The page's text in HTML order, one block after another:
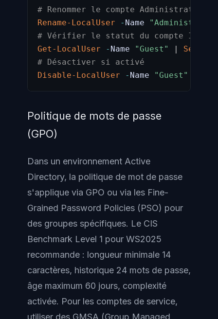
# Renommer le compte Administrateur
Rename-LocalUser
- Name
# Vérifier le statut du compte Invité
Get-LocalUser
- Name "Guest" |
# Désactiver si activé
Disable-LocalUser
- Name "Guest"
Politique de mots de passe
(GPO)
Dans un environnement Active
Directory, la politique de mot de passe
s'applique via GPO ou via les Fine-
Grained Password Policies (PSO) pour
des groupes spécifiques. Le CIS
Benchmark Level 1 pour WS2025
recommande : longueur minimale 14
caractères, historique 24 mots de passe,
âge maximum 60 jours, complexité
activée. Pour les comptes de service,
utiliser des GMSA (Group Managed